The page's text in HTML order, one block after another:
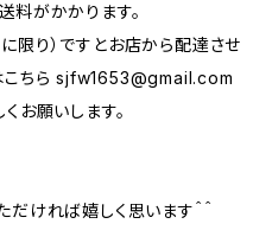
がかかります。
り）ですとお店から配達させ
こちらsjfw1653@gmail.com
お願いします。
ければ嬉しく思います＾＾